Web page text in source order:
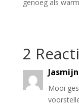
genoeg als
2
Jasmijn
Mooi